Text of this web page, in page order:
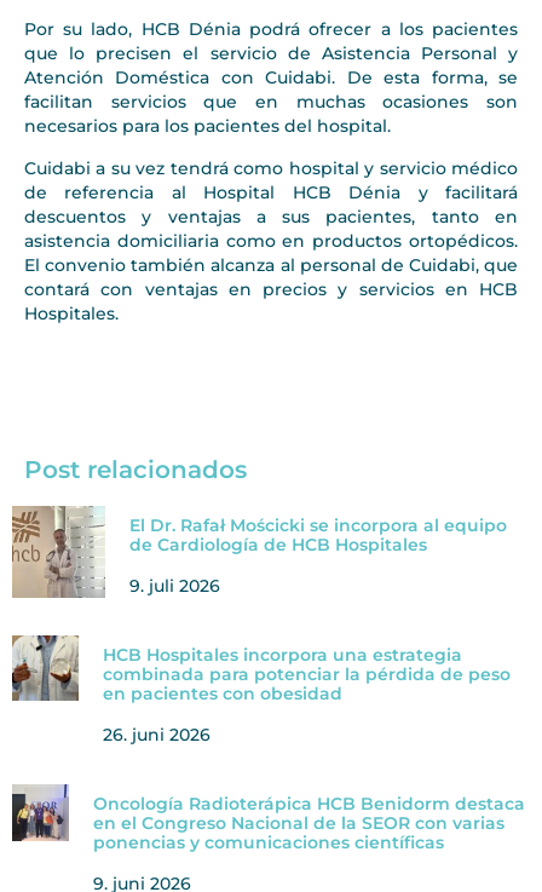
Por su lado, HCB Dénia podrá ofrecer a los pacientes
que lo precisen el servicio de Asistencia Personal y
Atención Doméstica con Cuidabi. De esta forma, se
facilitan servicios que en muchas ocasiones son
necesarios para los pacientes del hospital.
Cuidabi a su vez tendrá como hospital y servicio médico
de referencia al Hospital HCB Dénia y facilitará
descuentos y ventajas a sus pacientes, tanto en
asistencia domiciliaria como en productos ortopédicos.
El convenio también alcanza al personal de Cuidabi, que
contará con ventajas en precios y servicios en HCB
Hospitales.
Post relacionados
El Dr. Rafał Mościcki se incorpora al equipo
de Cardiología de HCB Hospitales
9. juli 2026
HCB Hospitales incorpora una estrategia
combinada para potenciar la pérdida de peso
en pacientes con obesidad
26. juni 2026
Oncología Radioterápica HCB Benidorm destaca
en el Congreso Nacional de la SEOR con varias
ponencias y comunicaciones científicas
9. juni 2026